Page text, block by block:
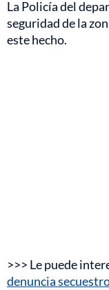
La Policía del
seguridad de la
este hecho.
>>> Le puede
denuncia